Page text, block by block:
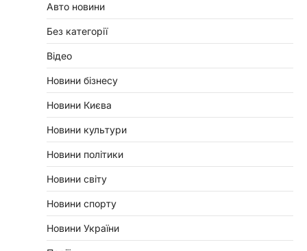
Авто новини
Без категорії
Відео
Новини бізнесу
Новини Києва
Новини культури
Новини політики
Новини світу
Новини спорту
Новини України